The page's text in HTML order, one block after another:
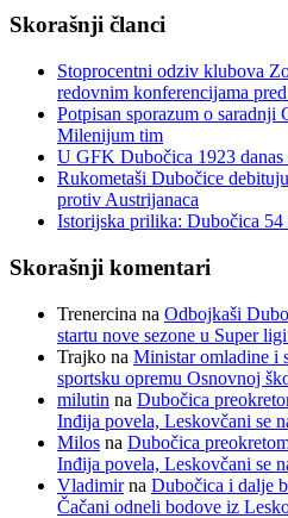
Skorašnji članci
Stoprocentni odziv klubova
redovnim konferencijama
Potpisan sporazum o saradnji
Milenijum tim
U GFK Dubočica 1923 danas
Rukometaši Dubočice
protiv Austrijanaca
Istorijska prilika: Dubočica 54
Skorašnji komentari
Trenercina na Odbojkaši
startu nove sezone u Super
Trajko na Ministar omladine i
sportsku opremu Osnovnoj
milutin na Dubočica
Inđija povela, Leskovčani se
Milos na Dubočica
Inđija povela, Leskovčani se
Vladimirna Dubočica i dalje
Čačani odneli bodove iz